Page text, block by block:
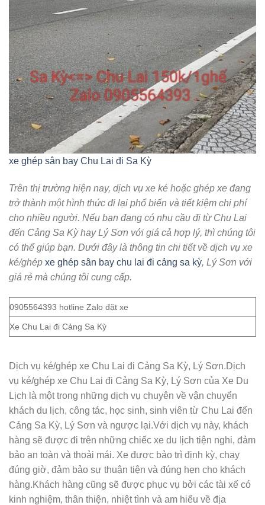
xe ghép sân bay Chu Lai đi Sa Kỳ
Trên thị trường hiện nay, dịch vụ xe ké hoặc ghép xe đang
trở thành một hình thức đi lại phổ biến và tiết kiệm chi phí
cho nhiều người. Nếu bạn đang có nhu cầu đi từ Chu Lai
đến Cảng Sa Kỳ hay Lý Sơn với giá cả hợp lý, thì chúng tôi
có thể giúp bạn. Dưới đây là thông tin chi tiết về dịch vụ xe
ké/ghép xe ghép sân bay chu lai đi cảng sa kỳ, Lý Sơn với
giá rẻ mà chúng tôi cung cấp.
0905564393 hotline Zalo đặt xe
Xe Chu Lai đi Cảng Sa Kỳ
Dịch vụ ké/ghép xe Chu Lai đi Cảng Sa Kỳ, Lý Sơn.Dịch
vụ ké/ghép xe Chu Lai đi Cảng Sa Kỳ, Lý Sơn của Xe Du
Lịch là một trong những dịch vụ chuyên về vận chuyển
khách du lịch, công tác, học sinh, sinh viên từ Chu Lai đến
Cảng Sa Kỳ, Lý Sơn và ngược lại.Với dịch vụ này, khách
hàng sẽ được đi trên những chiếc xe du lịch tiện nghi, đảm
bảo an toàn và thoải mái. Xe được bảo trì định kỳ, chạy
đúng giờ, đảm bảo sự thuận tiện và đúng hẹn cho khách
hàng.Khách hàng cũng sẽ được phục vụ bởi các tài xế có
kinh nghiệm, thân thiện, nhiệt tình và am hiểu về địa